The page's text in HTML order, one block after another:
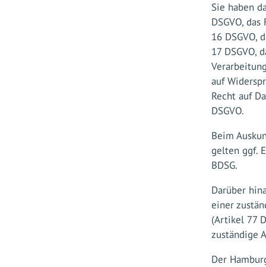
Sie haben
DSGVO,
16 DSGVO,
17 DSGVO,
auf
Recht auf
DSGVO.
Beim
gelten ggf.
BDSG.
Darüber
einer
(Artikel 77
zuständige
Der